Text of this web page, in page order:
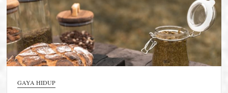
GAYA HIDUP